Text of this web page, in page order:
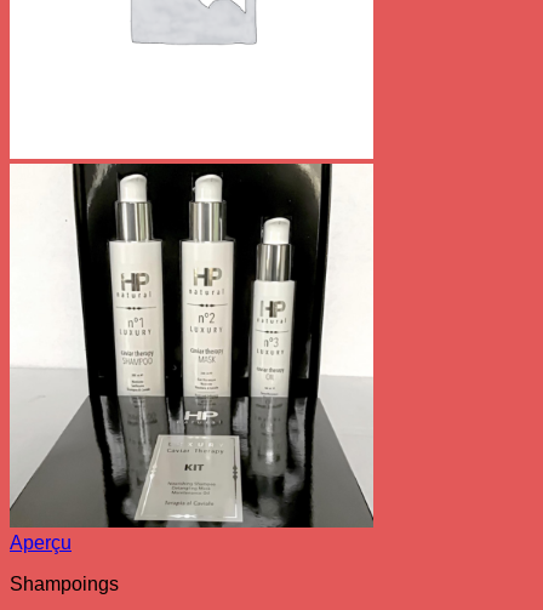
Aperçu
Shampoings